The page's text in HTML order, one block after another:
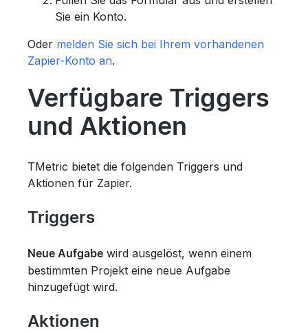
Sie ein Konto.
Oder melden Sie sich bei Ihrem vorhandenen
Zapier-Konto an.
Verfügbare Triggers
und Aktionen
TMetric bietet die folgenden Triggers und
Aktionen für Zapier.
Triggers
Neue Aufgabe wird ausgelöst, wenn einem
bestimmten Projekt eine neue Aufgabe
hinzugefügt wird.
Aktionen